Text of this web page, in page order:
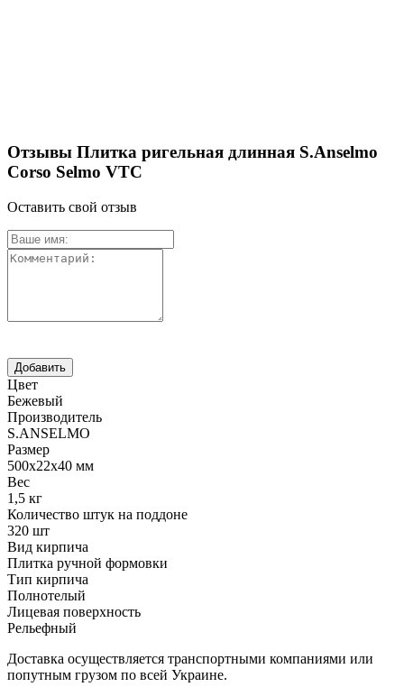
Отзывы Плитка ригельная длинная S.Anselmo
Corso Selmo VTC
Оставить свой отзыв
Цвет
Бежевый
Производитель
S.ANSELMO
Размер
500х22х40 мм
Вес
1,5 кг
Количество штук на поддоне
320 шт
Вид кирпича
Плитка ручной формовки
Тип кирпича
Полнотелый
Лицевая поверхность
Рельефный
Доставка осуществляется транспортными компаниями или
попутным грузом по всей Украине.